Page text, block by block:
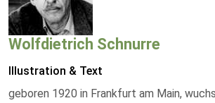
Wolfdietrich Schnurre
Illustration & Text
geboren 1920 in Frankfurt am Main,